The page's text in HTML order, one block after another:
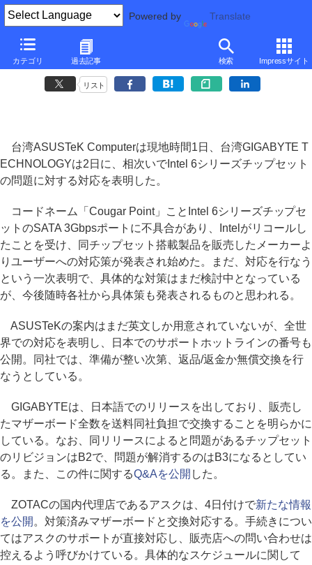
Powered by Translate
カテゴリ 過去記事 検索 Impressサイト
ASUSTeKやGIGABYTEがIntel 6問題への対応を表明
～エムエスアイとASRockも対応
リスト
台湾ASUSTeK Computerは現地時間1日、台湾GIGABYTE T
ECHNOLOGYは2日に、相次いでIntel 6シリーズチップセット
の問題に対する対応を表明した。
コードネーム「Cougar Point」ことIntel 6シリーズチップセ
ットのSATA 3Gbpsポートに不具合があり、Intelがリコールし
たことを受け、同チップセット搭載製品を販売したメーカーよ
りユーザーへの対応策が発表され始めた。まだ、対応を行なう
という一次表明で、具体的な対策はまだ検討中となっている
が、今後随時各社から具体策も発表されるものと思われる。
ASUSTeKの案内はまだ英文しか用意されていないが、全世
界での対応を表明し、日本でのサポートホットラインの番号も
公開。同社では、準備が整い次第、返品/返金か無償交換を行
なうとしている。
GIGABYTEは、日本語でのリリースを出しており、販売し
たマザーボード全数を送料同社負担で交換することを明らかに
している。なお、同リリースによると問題があるチップセット
のリビジョンはB2で、問題が解消するのはB3になるとしてい
る。また、この件に関するQ&Aを公開 した。
ZOTACの国内代理店であるアスクは、4日付けで新たな情報
を公開 。対策済みマザーボードと交換対応する。手続きについ
てはアスクのサポートが直接対応し、販売店への問い合わせは
控えるよう呼びかけている。具体的なスケジュールに関して